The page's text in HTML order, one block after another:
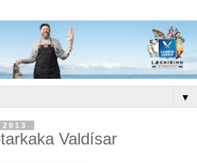
▼
Valdísar